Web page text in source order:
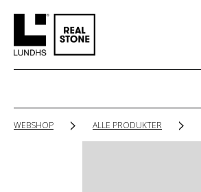
WEBSHOP ALLE PRODUKTER